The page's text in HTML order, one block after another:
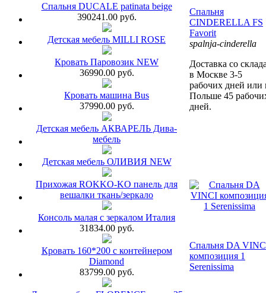
Спальня DUCALE patinata beige
390241.00 руб.
Детская мебель MILLI ROSE
Кровать Паровозик NEW
36990.00 руб.
Кровать машина Bus
37990.00 руб.
Детская мебель АКВАРЕЛЬ Дива-
мебель
Детская мебель ОЛИВИЯ NEW
Прихожая ROKKO-KO панель для
вешалки ткань/зеркало
Консоль малая с зеркалом Италия
31834.00 руб.
Кровать 160*200 с контейнером
Diamond
83799.00 руб.
Спальня
CINDERELLA FS
Favorit
spalnja-cinderella
Доставка со
в Москве 3-5
рабочих дней или
Польше 45
дней.
Спальня DA
композиция 1
Serenissima